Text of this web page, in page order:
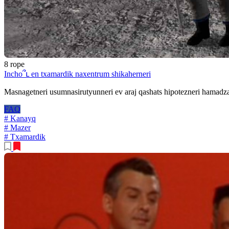
8 rope
Incho՞ւ en txamardik naxentrum shikaherneri
Masnagetneri usumnasirutyunneri ev araj qashats hipotezneri
FAQ
# Kanayq
# Mazer
# Txamardik